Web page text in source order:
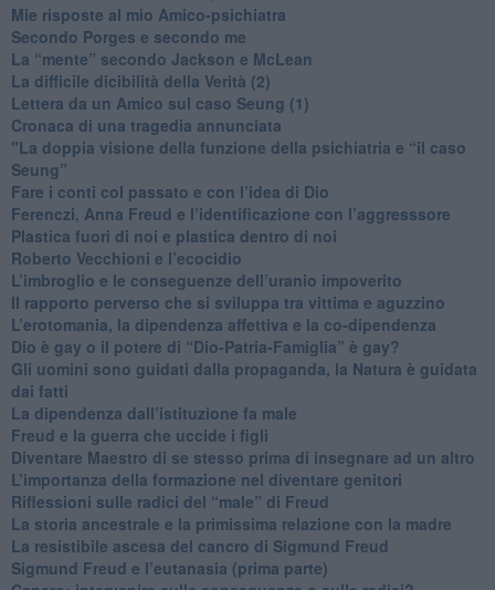
​Mie risposte al mio Amico-psichiatra
​Secondo Porges e secondo me
​La “mente” secondo Jackson e McLean
La difficile dicibilità della Verità (2)
​Lettera da un Amico sul caso Seung (1)
​Cronaca di una tragedia annunciata
"​La doppia visione della funzione della psichiatria e “il caso
Seung”
​Fare i conti col passato e con l’idea di Dio
​Ferenczi, Anna Freud e l’identificazione con l’aggresssore
Plastica fuori di noi e plastica dentro di noi
​Roberto Vecchioni e l’ecocidio
​L’imbroglio e le conseguenze dell’uranio impoverito
​Il rapporto perverso che si sviluppa tra vittima e aguzzino
L’erotomania, la dipendenza affettiva e la co-dipendenza
​Dio è gay o il potere di “Dio-Patria-Famiglia” è gay?
​Gli uomini sono guidati dalla propaganda, la Natura è guidata
dai fatti
La dipendenza dall’istituzione fa male
​Freud e la guerra che uccide i figli
​Diventare Maestro di se stesso prima di insegnare ad un altro
L’importanza della formazione nel diventare genitori
Riflessioni sulle radici del “male” di Freud
​La storia ancestrale e la primissima relazione con la madre
​La resistibile ascesa del cancro di Sigmund Freud
Sigmund Freud e l’eutanasia (prima parte)